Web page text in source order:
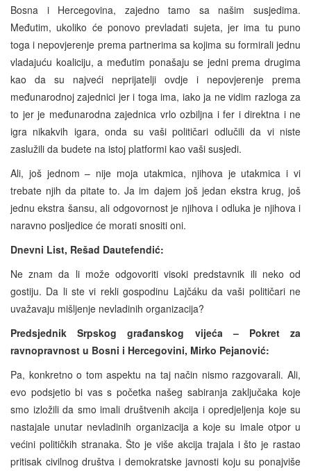
Bosna i Hercegovina, zajedno tamo sa našim susjedima.
Međutim, ukoliko će ponovo prevladati sujeta, jer ima tu puno
toga i nepovjerenje prema partnerima sa kojima su formirali jednu
vladajuću koaliciju, a međutim ponašaju se jedni prema drugima
kao da su najveći neprijatelji ovdje i nepovjerenje prema
međunarodnoj zajednici jer i toga ima, iako ja ne vidim razloga za
to jer je međunarodna zajednica vrlo ozbiljna i fer i direktna i ne
igra nikakvih igara, onda su vaši političari odlučili da vi niste
zaslužili da budete na istoj platformi kao vaši susjedi.
Ali, još jednom – nije moja utakmica, njihova je utakmica i vi
trebate njih da pitate to. Ja im dajem još jedan ekstra krug, još
jednu ekstra šansu, ali odgovornost je njihova i odluka je njihova i
naravno posljedice će morati snositi oni.
Dnevni List, Rešad Dautefendić:
Ne znam da li može odgovoriti visoki predstavnik ili neko od
gostiju. Da li ste vi rekli gospodinu Lajčáku da vaši političari ne
uvažavaju mišljenje nevladinih organizacija?
Predsjednik Srpskog građanskog vijeća – Pokret za
ravnopravnost u Bosni i Hercegovini, Mirko Pejanović:
Pa, konkretno o tom aspektu na taj način nismo razgovarali. Ali,
evo podsjetio bi vas s početka našeg sabiranja zaključaka koje
smo izložili da smo imali društvenih akcija i opredjeljenja koje su
nastajale unutar nevladinih organizacija a koje su imale otpor u
većini političkih stranaka. Što je više akcija trajala i što je rastao
pritisak civilnog društva i demokratske javnosti koju su ponajviše